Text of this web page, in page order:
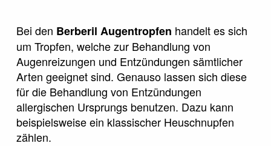
Bei den Berberil Augentropfen handelt es sich
um Tropfen, welche zur Behandlung von
Augenreizungen und Entzündungen sämtlicher
Arten geeignet sind. Genauso lassen sich diese
für die Behandlung von Entzündungen
allergischen Ursprungs benutzen. Dazu kann
beispielsweise ein klassischer Heuschnupfen
zählen.